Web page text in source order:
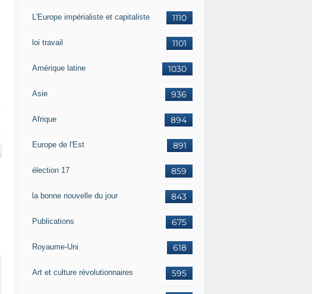
1110
L'Europe impérialiste et capitaliste
1101
loi travail
1030
Amérique latine
936
Asie
894
Afrique
891
Europe de l'Est
859
élection 17
843
la bonne nouvelle du jour
675
Publications
618
Royaume-Uni
595
Art et culture révolutionnaires